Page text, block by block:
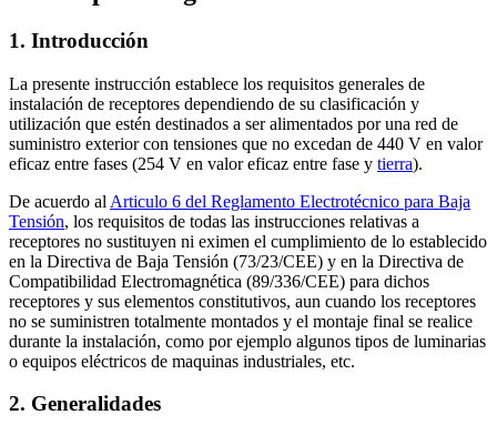
1. Introducción
La presente instrucción establece los requisitos generales de
instalación de receptores dependiendo de su clasificación y
utilización que estén destinados a ser alimentados por una red de
suministro exterior con tensiones que no excedan de 440 V en valor
eficaz entre fases (254 V en valor eficaz entre fase y tierra).
De acuerdo al Articulo 6 del Reglamento Electrotécnico para Baja
Tensión, los requisitos de todas las instrucciones relativas a
receptores no sustituyen ni eximen el cumplimiento de lo establecido
en la Directiva de Baja Tensión (73/23/CEE) y en la Directiva de
Compatibilidad Electromagnética (89/336/CEE) para dichos
receptores y sus elementos constitutivos, aun cuando los receptores
no se suministren totalmente montados y el montaje final se realice
durante la instalación, como por ejemplo algunos tipos de luminarias
o equipos eléctricos de maquinas industriales, etc.
2. Generalidades